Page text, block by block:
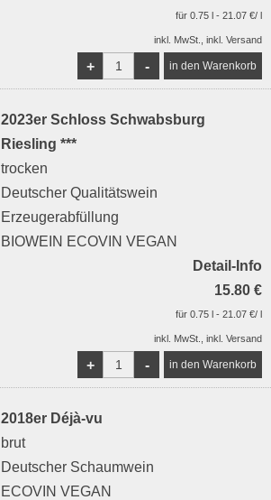
für 0.75 l - 21.07 €/ l
inkl. MwSt., inkl. Versand
-
+
2023er Schloss Schwabsburg
Riesling ***
trocken
Deutscher Qualitätswein
Erzeugerabfüllung
BIOWEIN ECOVIN VEGAN
Detail-Info
15.80 €
für 0.75 l - 21.07 €/ l
inkl. MwSt., inkl. Versand
-
+
2018er Déjà-vu
brut
Deutscher Schaumwein
ECOVIN VEGAN